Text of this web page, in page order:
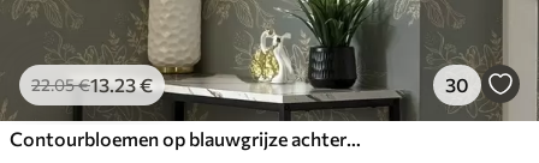
22.05€13.23€ 30
Contourbloemen op blauwgrijze achtergrond, elegant botanisch patroon